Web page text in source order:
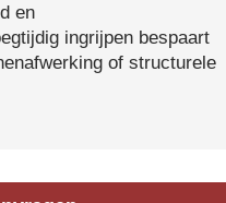
en
ingrijpen bespaart
of structurele